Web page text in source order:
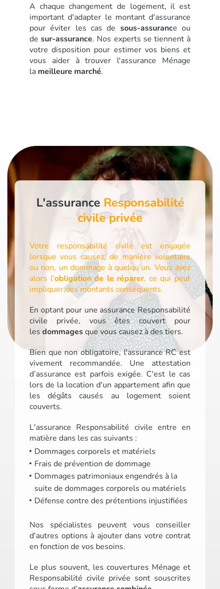
A chaque changement de logement, il est
important d'adapter le montant d'assurance
pour éviter les cas de sous-assurance ou
desur-assurance. Nos experts se tiennent à
votre disposition pour estimer vos biens et
vous aider à trouver l'assurance Ménage
la meilleure marché.
L'assurance Responsabilité
civile privée
Votre responsabilité civile est engagée
lorsque vous causez, de manière volontaire
ou non, un dommage à quelqu’un. Vous avez
alors l’obligation de le réparer, ce qui peut
impliquer des montants conséquents.
En optant pour une assurance Responsabilité
civile privée, vous êtes couvert pour
les dommagesque vous causez à des tiers.
Bien que non obligatoire, l'assurance RC est
vivement recommandée. Une attestation
d’assurance est parfois exigée. C'est le cas
lors de la location d'un appartement afin que
les dégâts causés au logement soient
couverts.
L'assurance Responsabilité civile entre en
matière dans les cas suivants :
Dommages corporels et matériels
Frais de prévention de dommage
Dommages patrimoniaux engendrés à la
suite de dommages corporels ou matériels
Défense contre des prétentions injustifiées
Nos spécialistes peuvent vous conseiller
d'autres options à ajouter dans votre contrat
en fonction de vos besoins.
Le plus souvent, les couvertures Ménage et
Responsabilité civile privée sont souscrites